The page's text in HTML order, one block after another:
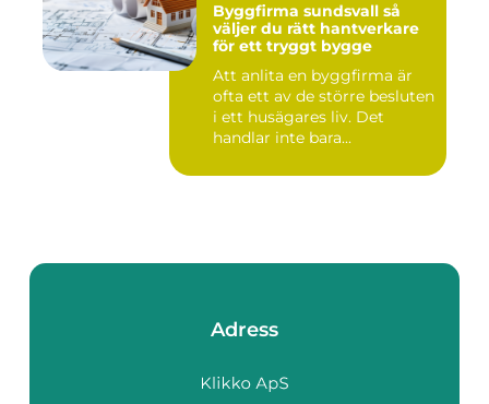
Byggfirma sundsvall så
väljer du rätt hantverkare
för ett tryggt bygge
Att anlita en byggfirma är
ofta ett av de större besluten
i ett husägares liv. Det
handlar inte bara...
Adress